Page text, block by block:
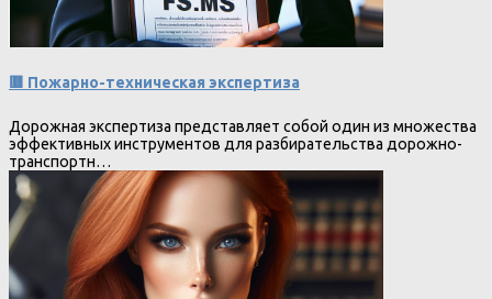
🟥 Пожарно-техническая экспертиза
Дорожная экспертиза представляет собой один из множества
эффективных инструментов для разбирательства дорожно-
транспортн…